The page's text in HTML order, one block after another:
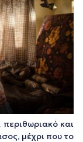
και
μέχρι που το